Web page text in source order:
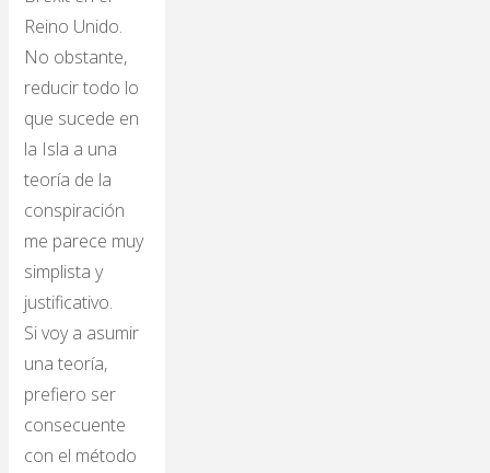
Reino Unido.
No obstante,
reducir todo lo
que sucede en
la Isla a una
teoría de la
conspiración
me parece muy
simplista y
justificativo.
Si voy a asumir
una teoría,
prefiero ser
consecuente
con el método